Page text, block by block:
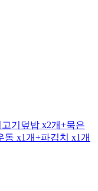
기덮밥 x2개+묵은
동 x1개+파김치 x1개